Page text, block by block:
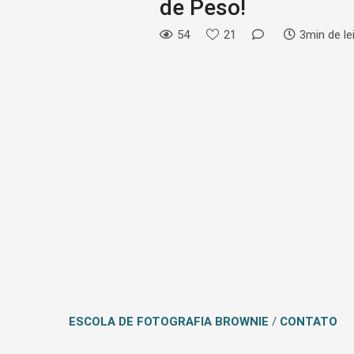
de Peso!
54 21 3min de
ESCOLA DE FOTOGRAFIA BROWNIE / CONTATO